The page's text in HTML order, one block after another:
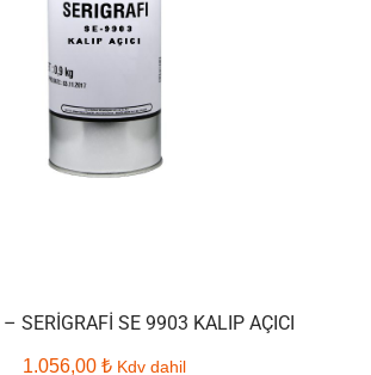
SERIGRAFI SE 9903 KALIP AÇICI
1.056,00 ₺ Kdv dahil